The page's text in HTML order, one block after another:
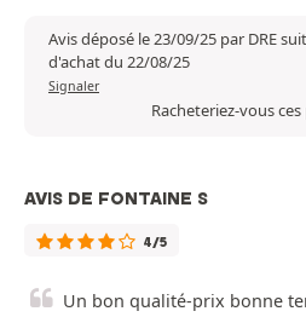
Avis déposé le 23/09/25 par DRE
d'achat du 22/08/25
Signaler
Racheteriez-vous ces
AVIS DE FONTAINE S
4/5
Un bon qualité-prix bonne